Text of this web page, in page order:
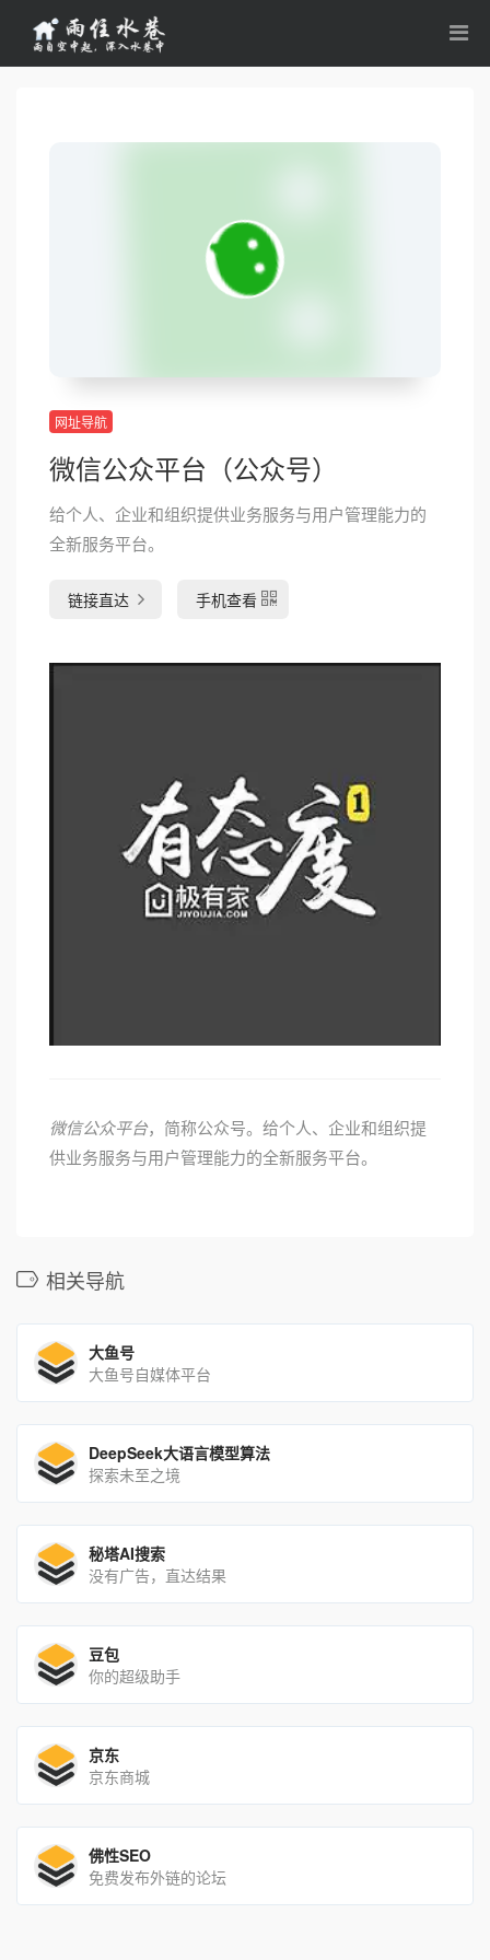
网址导航
微信公众平台（公众号）
给个人、企业和组织提供业务服务与用户管理能力的
全新服务平台。
链接直达 手机查看
微信公众平台，简称公众号。 给个人、企业和组织提
供业务服务与用户管理能力的全新服务平台。
相关导航
大鱼号
大鱼号自媒体平台
DeepSeek大语言模型算法
探索未至之境
秘塔AI搜索
没有广告，直达结果
豆包
你的超级助手
京东
京东商城
佛性SEO
免费发布外链的论坛